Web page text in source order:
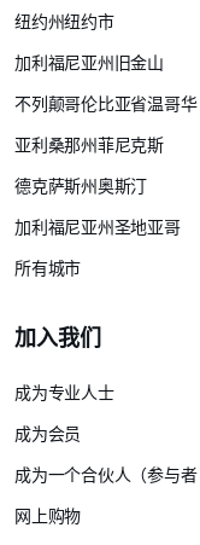
纽约州纽约市
加利福尼亚州旧金山
不列颠哥伦比亚省温哥华
亚利桑那州菲尼克斯
德克萨斯州奥斯汀
加利福尼亚州圣地亚哥
所有城市
加入我们
成为专业人士
成为会员
成为一个合伙人（参与者
网上购物